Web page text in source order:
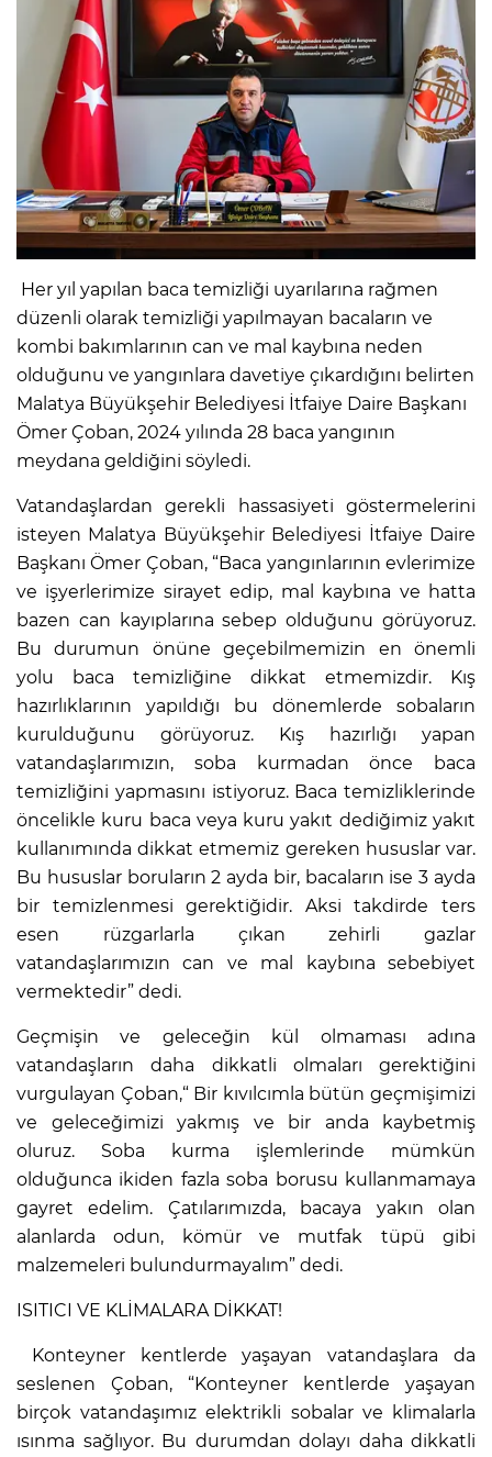
Her yıl yapılan baca temizliği uyarılarına rağmen
düzenli olarak temizliği yapılmayan bacaların ve
kombi bakımlarının can ve mal kaybına neden
olduğunu ve yangınlara davetiye çıkardığını belirten
Malatya Büyükşehir Belediyesi İtfaiye Daire Başkanı
Ömer Çoban, 2024 yılında 28 baca yangının
meydana geldiğini söyledi.
Vatandaşlardan gerekli hassasiyeti göstermelerini
isteyen Malatya Büyükşehir Belediyesi İtfaiye Daire
Başkanı Ömer Çoban, “Baca yangınlarının evlerimize
ve işyerlerimize sirayet edip, mal kaybına ve hatta
bazen can kayıplarına sebep olduğunu görüyoruz.
Bu durumun önüne geçebilmemizin en önemli
yolu baca temizliğine dikkat etmemizdir. Kış
hazırlıklarının yapıldığı bu dönemlerde sobaların
kurulduğunu görüyoruz. Kış hazırlığı yapan
vatandaşlarımızın, soba kurmadan önce baca
temizliğini yapmasını istiyoruz. Baca temizliklerinde
öncelikle kuru baca veya kuru yakıt dediğimiz yakıt
kullanımında dikkat etmemiz gereken hususlar var.
Bu hususlar boruların 2 ayda bir, bacaların ise 3 ayda
bir temizlenmesi gerektiğidir. Aksi takdirde ters
esen rüzgarlarla çıkan zehirli gazlar
vatandaşlarımızın can ve mal kaybına sebebiyet
vermektedir” dedi.
Geçmişin ve geleceğin kül olmaması adına
vatandaşların daha dikkatli olmaları gerektiğini
vurgulayan Çoban,“ Bir kıvılcımla bütün geçmişimizi
ve geleceğimizi yakmış ve bir anda kaybetmiş
oluruz. Soba kurma işlemlerinde mümkün
olduğunca ikiden fazla soba borusu kullanmamaya
gayret edelim. Çatılarımızda, bacaya yakın olan
alanlarda odun, kömür ve mutfak tüpü gibi
malzemeleri bulundurmayalım” dedi.
ISITICI VE KLİMALARA DİKKAT!
Konteyner kentlerde yaşayan vatandaşlara da
seslenen Çoban, “Konteyner kentlerde yaşayan
birçok vatandaşımız elektrikli sobalar ve klimalarla
ısınma sağlıyor. Bu durumdan dolayı daha dikkatli